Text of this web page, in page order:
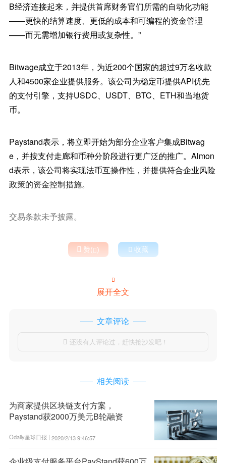
B经济连接起来，并提供首席财务官们所需的自动化功能
——更快的结算速度、更低的成本和可编程的资金管理
——而无需增加银行费用或复杂性。”
Bitwage成立于2013年，为近200个国家的超过9万名收款
人和4500家企业提供服务。该公司为稳定币提供API优先
的支付引擎，支持USDC、USDT、BTC、ETH和当地货
币。
Paystand表示，将立即开始为部分企业客户集成Bitwag
e，并按支付走廊和币种分阶段进行更广泛的推广。Almon
d表示，该公司将实现法币互操作性，并提供符合企业风险
政策的资金控制措施。
交易条款未予披露。
 赞()  收藏

展开全文
文章评论
 还没有人评论过，赶快抢沙发吧！
相关阅读
为商家提供区块链支付方案，
Paystand获2000万美元B轮融资
Odaily星球日报 | 2020/2/13 9:46:57